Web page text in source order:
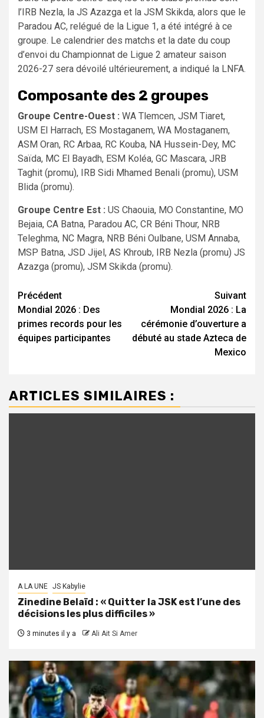
l’IRB Nezla, la JS Azazga et la JSM Skikda, alors que le
Paradou AC, relégué de la Ligue 1, a été intégré à ce
groupe. Le calendrier des matchs et la date du coup
d’envoi du Championnat de Ligue 2 amateur saison
2026-27 sera dévoilé ultérieurement, a indiqué la LNFA.
Composante des 2 groupes
Groupe Centre-Ouest : WA Tlemcen, JSM Tiaret,
USM El Harrach, ES Mostaganem, WA Mostaganem,
ASM Oran, RC Arbaa, RC Kouba, NA Hussein-Dey, MC
Saïda, MC El Bayadh, ESM Koléa, GC Mascara, JRB
Taghit (promu), IRB Sidi Mhamed Benali (promu), USM
Blida (promu).
Groupe Centre Est : US Chaouia, MO Constantine, MO
Bejaia, CA Batna, Paradou AC, CR Béni Thour, NRB
Teleghma, NC Magra, NRB Béni Oulbane, USM Annaba,
MSP Batna, JSD Jijel, AS Khroub, IRB Nezla (promu) JS
Azazga (promu), JSM Skikda (promu).
Navigation
d’article
Précédent
Mondial 2026 : Des
primes records pour les
équipes participantes
Suivant
Mondial 2026 : La
cérémonie d’ouverture a
débuté au stade Azteca de
Mexico
ARTICLES SIMILAIRES :
A LA UNE JS Kabylie
Zinedine Belaïd : « Quitter la JSK est l’une des
décisions les plus difficiles »
3 minutes il y a Ali Ait Si Amer